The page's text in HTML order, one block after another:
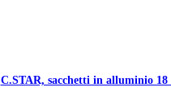
C.STAR, sacchetti in alluminio 18